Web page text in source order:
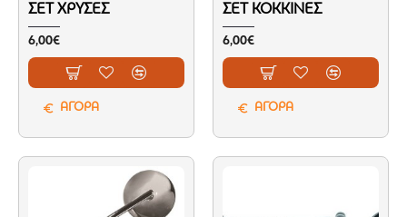
ΣΕΤ ΧΡΥΣΈΣ
6,00€
ΑΓΟΡΑ
ΣΕΤ ΚΌΚΚΙΝΕΣ
6,00€
ΑΓΟΡΑ